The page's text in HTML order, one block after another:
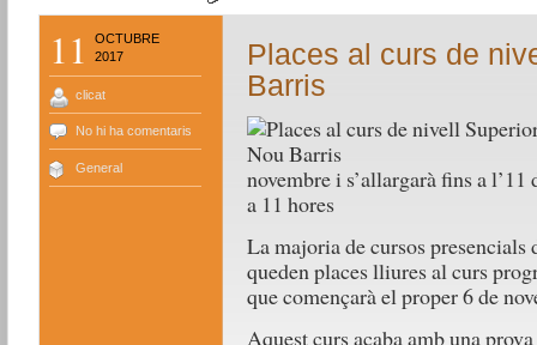
11
OCTUBRE
2017
clicat
No hi ha comentaris
General
Places al curs de
Barris
novembre i s’allargarà fins a
a 11 hores
La majoria de cursos presencials
queden places lliures al curs
que començarà el proper 6 de
Aquest curs acaba amb una